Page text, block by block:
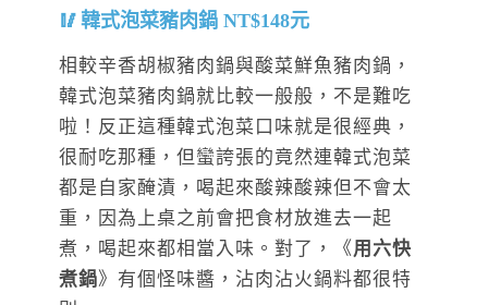
韓式泡菜豬肉鍋 NT$148元
相較辛香胡椒豬肉鍋與酸菜鮮魚豬肉鍋，
韓式泡菜豬肉鍋就比較一般般，不是難吃
啦！反正這種韓式泡菜口味就是很經典，
很耐吃那種，但蠻誇張的竟然連韓式泡菜
都是自家醃漬，喝起來酸辣酸辣但不會太
重，因為上桌之前會把食材放進去一起
煮，喝起來都相當入味。對了，《用六快
煮鍋》有個怪味醬，沾肉沾火鍋料都很特